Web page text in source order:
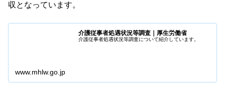
収となっています。
介護従事者処遇状況等調査｜厚生労働省
介護従事者処遇状況等調査について紹介しています。
www.mhlw.go.jp